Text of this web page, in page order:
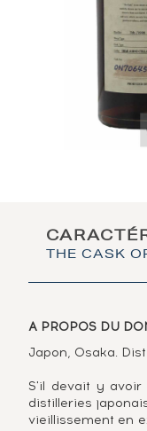
THE CASK
A PROPOS DU
Japon, Osaka.
S'il devait y avoir
distilleries
vieillissement en